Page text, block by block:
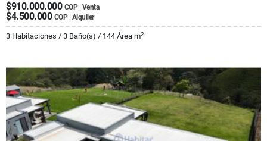
$910.000.000 COP | Venta
$4.500.000 COP | Alquiler
3 Habitaciones / 3 Baño(s) / 144 Área m2